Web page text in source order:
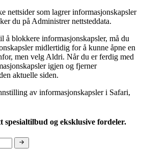
nettsider som lagrer informasjonskapsler
du på Administrer nettsteddata.
å blokkere informasjonskapsler, må du
midlertidig for å kunne åpne en
men velg Aldri. Når du er ferdig med
igjen og fjerner
aktuelle siden.
av informasjonskapsler i Safari,
og eksklusive fordeler.